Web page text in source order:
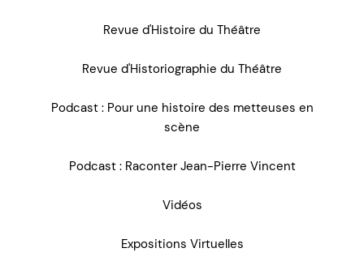
Revue d'Histoire du Théâtre
Revue d'Historiographie du Théâtre
Podcast : Pour une histoire des metteuses en
scène
Podcast : Raconter Jean-Pierre Vincent
Vidéos
Expositions Virtuelles